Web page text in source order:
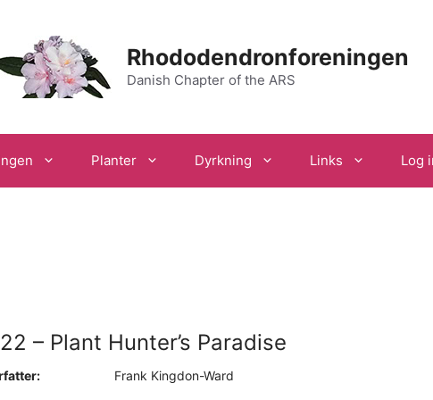
Rhododendronforeningen
Danish Chapter of the ARS
Planter Dyrkning Links Log
– Plant Hunter’s Paradise
Frank Kingdon-Ward